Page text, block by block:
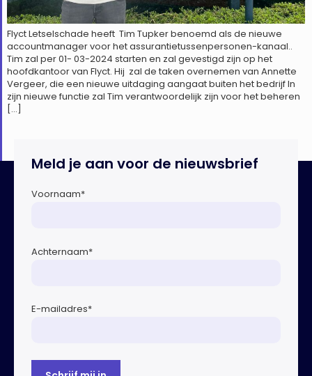
Flyct Letselschade heeft Tim Tupker benoemd als de nieuwe
accountmanager voor het assurantietussenpersonen-kanaal..
Tim zal per 01- 03-2024 starten en zal gevestigd zijn op het
hoofdkantoor van Flyct. Hij zal de taken overnemen van Annette
Vergeer, die een nieuwe uitdaging aangaat buiten het bedrijf In
zijn nieuwe functie zal Tim verantwoordelijk zijn voor het beheren
[…]
Meld je aan voor de nieuwsbrief
Voornaam*
Achternaam*
E-mailadres*